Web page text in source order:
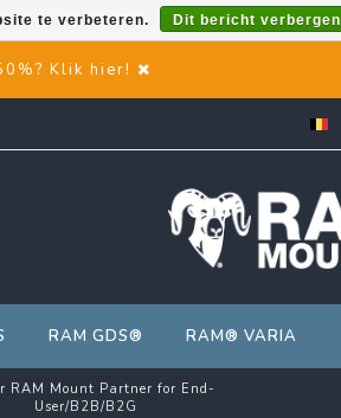
Klik hier!
RAM GDS® RAM® VARIA
RAM Mount Partner for End-
User/B2B/B2G
te verbeteren. Dit bericht verbergen